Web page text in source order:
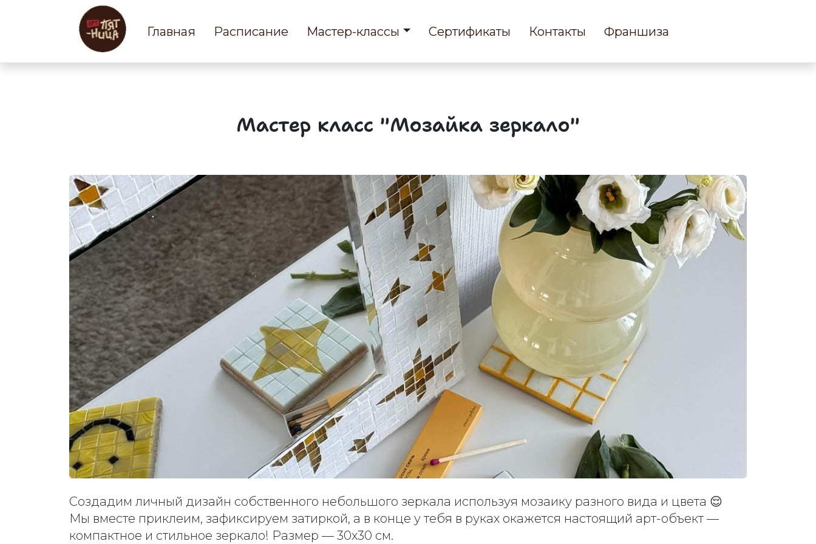
Главная Расписание Мастер-классы Сертификаты Контакты Франшиза
Мастер класс "Мозайка зеркало"
Создадим личный дизайн собственного небольшого зеркала используя мозаику разного вида и цвета 😌
Мы вместе приклеим, зафиксируем затиркой, а в конце у тебя в руках окажется настоящий арт-объект —
компактное и стильное зеркало! Размер — 30х30 см.